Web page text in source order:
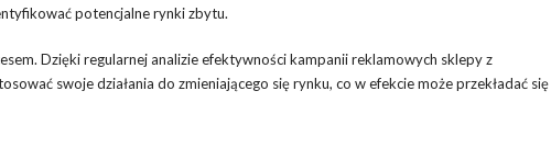
potencjalne rynki zbytu.
Dzięki regularnej analizie efektywności kampanii reklamowych sklepy z
swoje działania do zmieniającego się rynku, co w efekcie może przekładać się